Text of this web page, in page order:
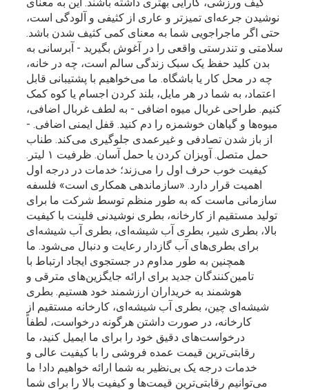
نوشیدن جرعه‌ای تمیزتر و عاری از کثیفی و آلودگی است،
حتی اگر ماجراجویی شما به معنای کمی کثیف شدن باشد.
سلامتی و تندرستی واقعی را در آغوش بگیرید - آبرسانی به
بدن کلید حفظ یک سبک زندگی سالم است، چه در خانه،
چه در محل کار یا باشگاه. ما می‌خواهیم با پشتیبانی قابل
اعتماد، به شما در هر مایل، بلند کردن اجسام یا کوه کمک
کنیم. طراحی غربال میوه اضافی - به لطف غربال اضافی،
میوه‌ها و گیاهان خوشمزه را دم کنید. قفل ایمنی اضافی. -
از باز شدن تصادفی و غیرعمدی جلوگیری می‌کند. طناب
حمل متصل. آویزان کردن یا حمل آسان. ظرفیت ۱ لیتر.
کیفیت خوب حرف اول را می‌زند؛ خدمات در درجه اول
اهمیت قرار دارد. «سازماندهی همکاری است» فلسفه
سازمانی ماست که به طور منظم توسط شرکت ما برای
تولید مستقیم از کارخانه، بطری نوشیدنی فلینت با کیفیت
بالا، بطری شیر، بطری آب شیشه‌ای، بطری آب شیشه‌ای
برای بطری‌های آب گازدار رعایت و دنبال می‌شود. ما
همچنین به طور مداوم در جستجوی ایجاد ارتباط با
تامین‌کنندگان جدید برای ارائه جایگزین‌های مترقی و
هوشمند به خریداران ارزشمند خود هستیم. بطری
شیشه‌ای چین، بطری آب شیشه‌ای، کارخانه مستقیم از
کارخانه، در صورت داشتن هرگونه درخواست، لطفاً
درخواست‌های دقیق خود را برای ما ایمیل کنید، ما
رقابتی‌ترین قیمت عمده فروشی را با کیفیت عالی و
خدمات درجه یک بی‌نظیر به شما ارائه خواهیم داد! ما
می‌توانیم رقابتی‌ترین قیمت‌ها و کیفیت بالا را برای شما